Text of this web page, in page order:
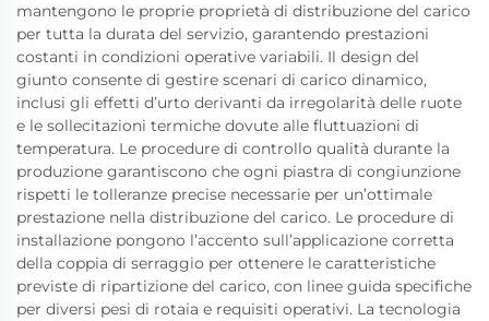
mantengono le proprie proprietà di distribuzione del carico
per tutta la durata del servizio, garantendo prestazioni
costanti in condizioni operative variabili. Il design del
giunto consente di gestire scenari di carico dinamico,
inclusi gli effetti d’urto derivanti da irregolarità delle ruote
e le sollecitazioni termiche dovute alle fluttuazioni di
temperatura. Le procedure di controllo qualità durante la
produzione garantiscono che ogni piastra di congiunzione
rispetti le tolleranze precise necessarie per un’ottimale
prestazione nella distribuzione del carico. Le procedure di
installazione pongono l’accento sull’applicazione corretta
della coppia di serraggio per ottenere le caratteristiche
previste di ripartizione del carico, con linee guida specifiche
per diversi pesi di rotaia e requisiti operativi. La tecnologia